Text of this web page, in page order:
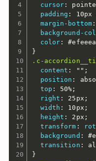
cursor :
padding : 10px
margin-bottom:
background-
color : #efeeea
}
.c-
content : "" ;
position :
top : 50% ;
right : 25px ;
width : 10px ;
height : 2px ;
transform :
background :
transition :
}